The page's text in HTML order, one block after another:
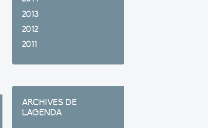
2013
2012
2011
ARCHIVES DE
L'AGENDA